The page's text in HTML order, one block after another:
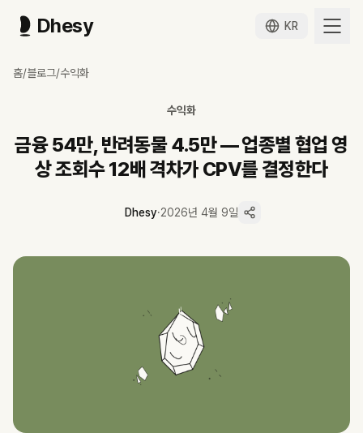
Dhesy KR
2,326개 브랜드, 6,010건 협업 데이터 분석 결과, 업종별 평균 조회수
마이크로 크리에이터(1만-10만)의 중위 CPV 1,815원은 메가 크리에
식음료 브랜드 상위 10개사의 평균 조회수는 249만 회로, 게임 브랜
CPV 최적화의 핵심은 '비싼 크리에이터'가 아니라 '내 업종에 맞는 크
홈/블로그/수익화
수익화
금융 54만, 반려동물 4.5만 — 업종별 협업 영
상 조회수 12배 격차가 CPV를 결정한다
Dhesy·2026년 4월 9일